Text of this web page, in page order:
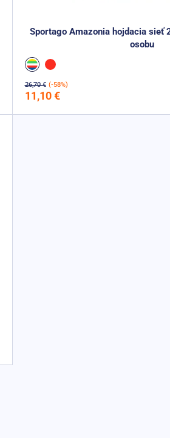
Sportago Amazonia hojdacia sieť
osobu
26,70 € (-58%)
11,10 €